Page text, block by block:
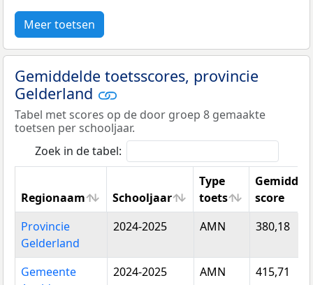
Meer toetsen
Gemiddelde toetsscores, provincie
Gelderland
Tabel met scores op de door groep 8 gemaakte
toetsen per schooljaar.
Zoek in de tabel:
Regionaam Schooljaar
Type
toets
score
Regionaam
Schooljaar
Type
Provincie
Gelderland
2024-2025 AMN 380,18
Gemeente
2024-2025 AMN 415,71